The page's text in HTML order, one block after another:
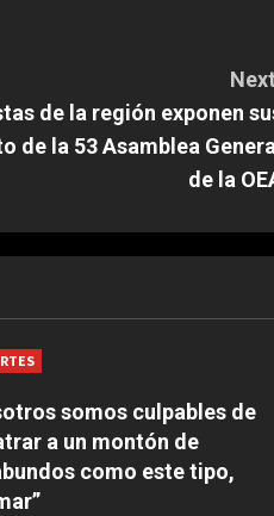
de la región exponen
de la 53 Asamblea General
de la
somos culpables de
a un montón de
como este tipo,